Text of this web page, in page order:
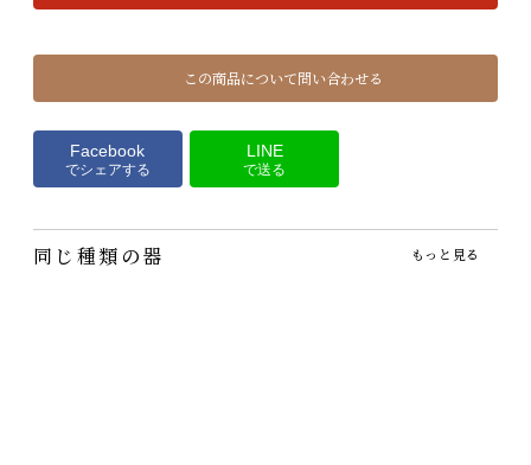
この商品について問い合わせる
Facebook
でシェアする
LINE
で送る
同じ種類の器 もっと見る